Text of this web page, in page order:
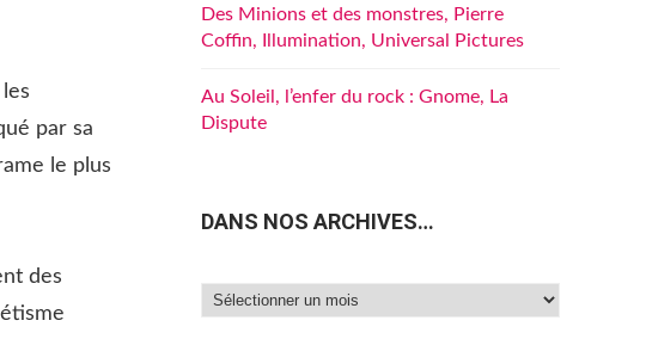
par sa
le plus
des
Des Minions et des monstres, Pierre
Coffin, Illumination, Universal Pictures
Au Soleil, l’enfer du rock : Gnome, La
Dispute
DANS NOS ARCHIVES…
Dans